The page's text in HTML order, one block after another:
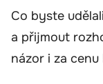
Co byste
a přijmout
názor i za